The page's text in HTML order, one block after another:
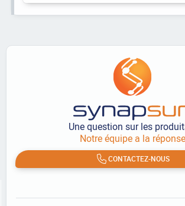
Une question sur les
Notre équipe a la réponse
CONTACTEZ-NOUS